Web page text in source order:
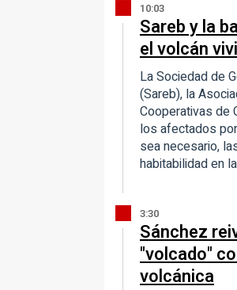
10:03
Sareb y la
el volcán
La Sociedad de
(Sareb), la
Cooperativas de
los afectados
sea necesario,
habitabilidad en
3:30
Sánchez
"volcado"
volcánica